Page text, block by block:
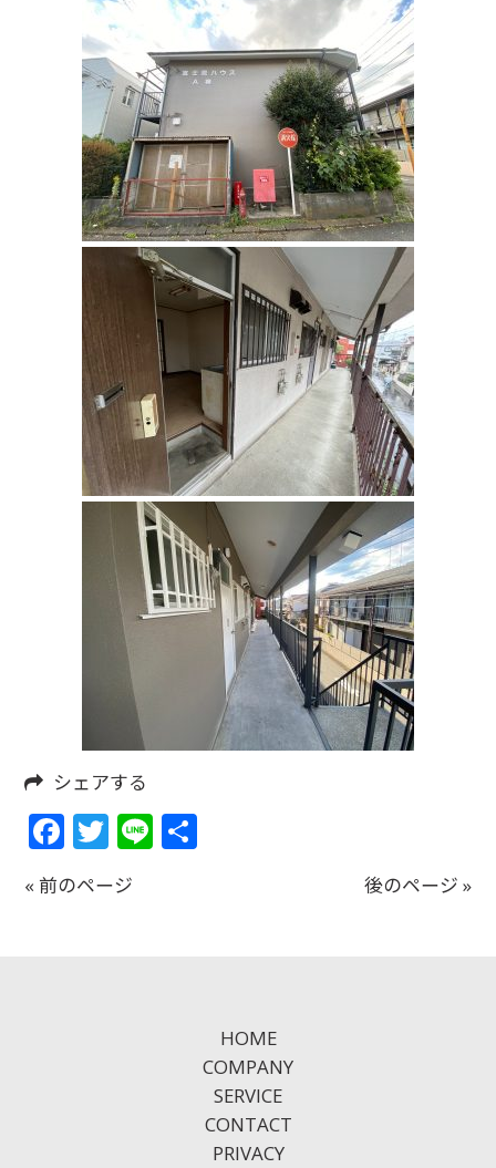
シェアする
Facebook
Twitter
Line
« 前のページ 後のページ »
HOME
COMPANY
SERVICE
CONTACT
PRIVACY